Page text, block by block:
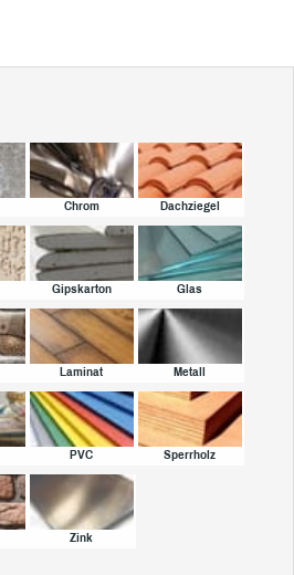
Chrom Dachziegel
Gipskarton Glas
Laminat Metall
PVC Sperrholz
Zink